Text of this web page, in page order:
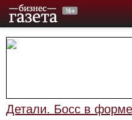
Детали. Босс в форме